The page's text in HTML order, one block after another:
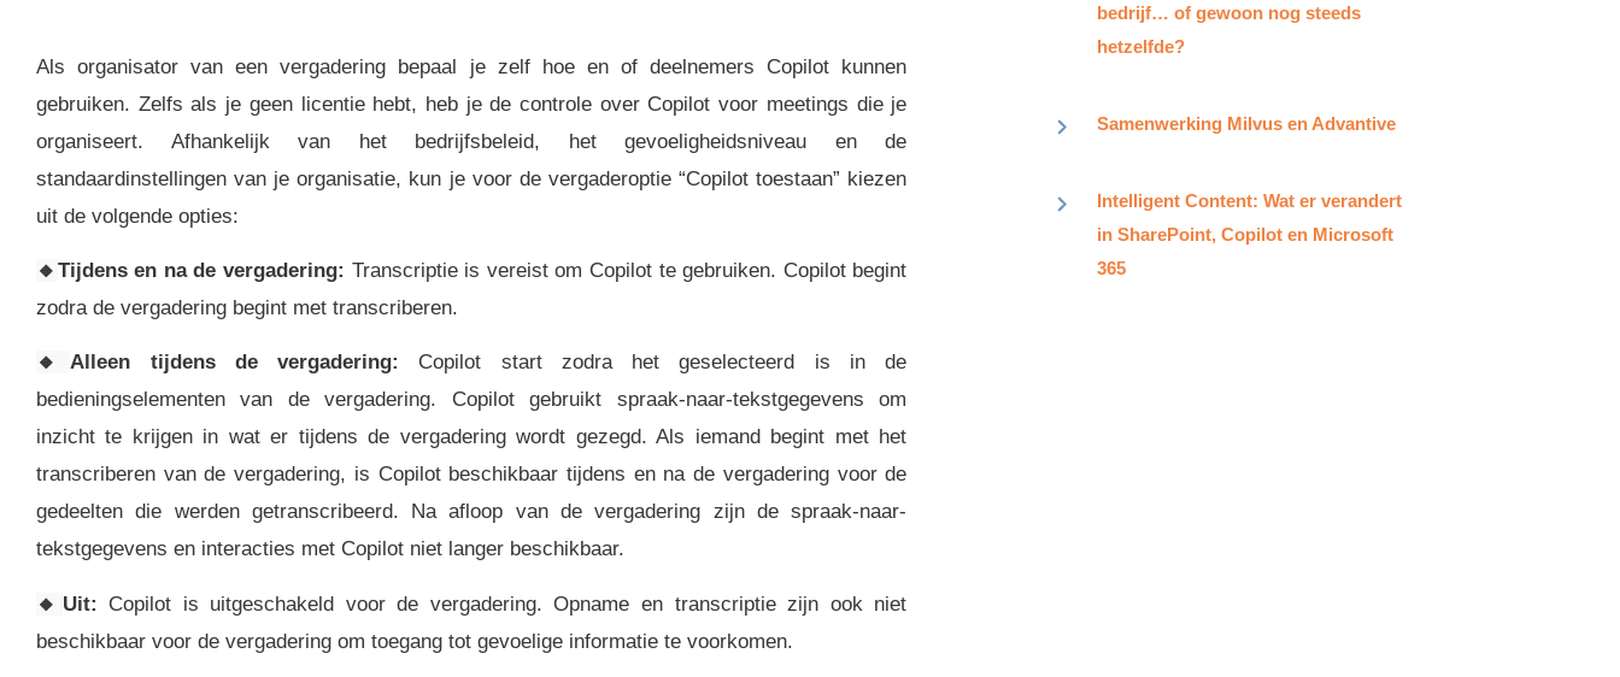
Als organisator van een vergadering bepaal je zelf hoe en of deelnemers Copilot kunnen
gebruiken. Zelfs als je geen licentie hebt, heb je de controle over Copilot voor meetings die je
organiseert. Afhankelijk van het bedrijfsbeleid, het gevoeligheidsniveau en de
standaardinstellingen van je organisatie, kun je voor de vergaderoptie “Copilot toestaan” kiezen
uit de volgende opties:
🔸 Tijdens en na de vergadering: Transcriptie is vereist om Copilot te gebruiken. Copilot begint
zodra de vergadering begint met transcriberen.
🔸Alleen tijdens de vergadering:
Copilot start zodra het geselecteerd is in de
bedieningselementen van de vergadering. Copilot gebruikt spraak-naar-tekstgegevens om
inzicht te krijgen in wat er tijdens de vergadering wordt gezegd. Als iemand begint met het
transcriberen van de vergadering, is Copilot beschikbaar tijdens en na de vergadering voor de
gedeelten die werden getranscribeerd. Na afloop van de vergadering zijn de spraak-naar-
tekstgegevens en interacties met Copilot niet langer beschikbaar.
🔸 Uit: Copilot is uitgeschakeld voor de vergadering. Opname en transcriptie zijn ook niet
beschikbaar voor de vergadering om toegang tot gevoelige informatie te voorkomen.
bedrijf… of gewoon nog steeds
hetzelfde?
Samenwerking Milvus en Advantive​
Intelligent Content: Wat er verandert
in SharePoint, Copilot en Microsoft
365